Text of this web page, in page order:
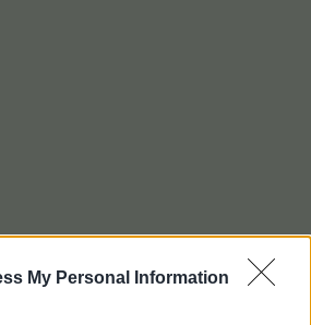
My Personal Information